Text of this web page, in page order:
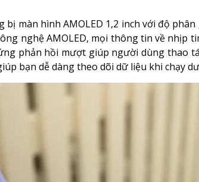
bị màn hình AMOLED 1,2 inch với độ phân
nghệ AMOLED, mọi thông tin về nhịp
phản hồi mượt giúp người dùng thao
bạn dễ dàng theo dõi dữ liệu khi chạy